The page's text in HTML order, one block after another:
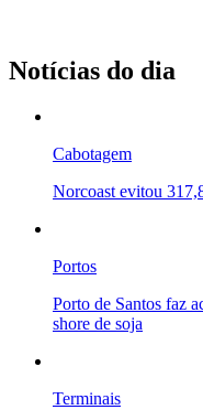
Notícias do dia
Cabotagem
Norcoast evitou
Portos
Porto de Santos faz
shore de soja
Terminais